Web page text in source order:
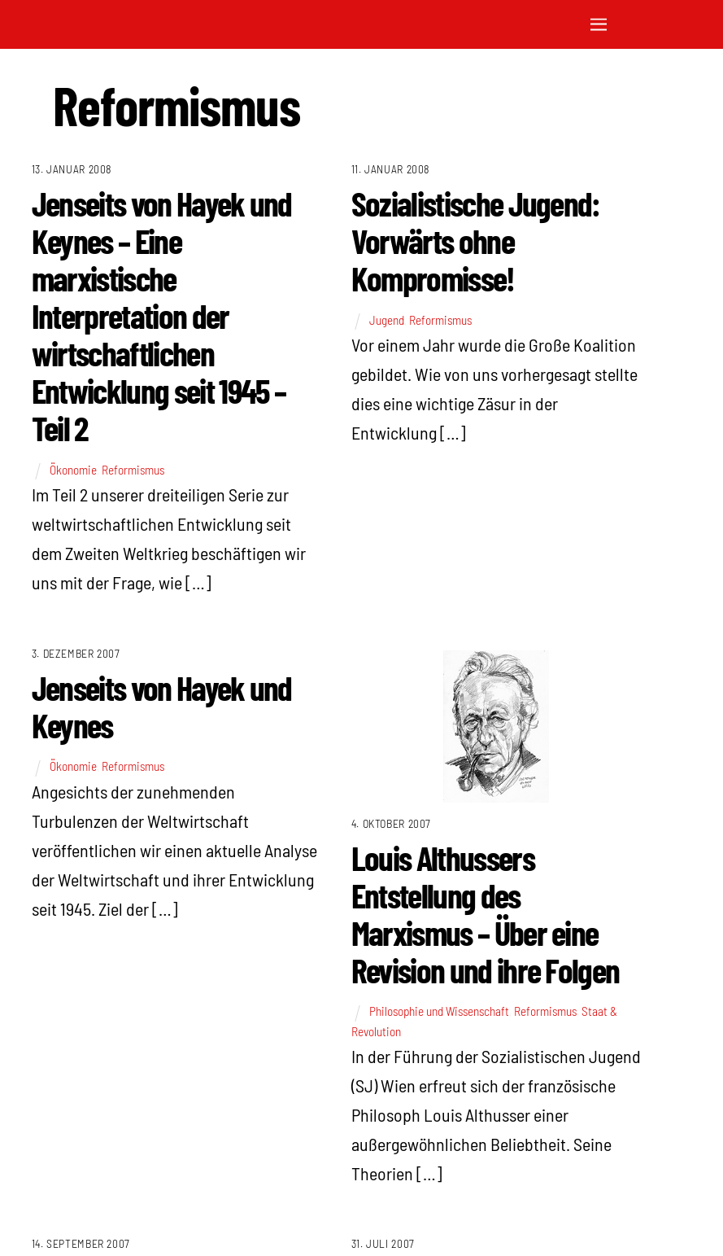
Reformismus
13. JANUAR 2008
Jenseits von Hayek und
Keynes – Eine
marxistische
Interpretation der
wirtschaftlichen
Entwicklung seit 1945 –
Teil 2
Ökonomie, Reformismus
Im Teil 2 unserer dreiteiligen Serie zur
weltwirtschaftlichen Entwicklung seit
dem Zweiten Weltkrieg beschäftigen wir
uns mit der Frage, wie […]
11. JANUAR 2008
Sozialistische Jugend:
Vorwärts ohne
Kompromisse!
Jugend, Reformismus
Vor einem Jahr wurde die Große Koalition
gebildet. Wie von uns vorhergesagt stellte
dies eine wichtige Zäsur in der
Entwicklung […]
3. DEZEMBER 2007
Jenseits von Hayek und
Keynes
Ökonomie, Reformismus
Angesichts der zunehmenden
Turbulenzen der Weltwirtschaft
veröffentlichen wir einen aktuelle Analyse
der Weltwirtschaft und ihrer Entwicklung
seit 1945. Ziel der […]
4. OKTOBER 2007
Louis Althussers
Entstellung des
Marxismus – Über eine
Revision und ihre Folgen
Philosophie und Wissenschaft Reformismus, Staat &
Revolution
In der Führung der Sozialistischen Jugend
(SJ) Wien erfreut sich der französische
Philosoph Louis Althusser einer
außergewöhnlichen Beliebtheit. Seine
Theorien […]
14. SEPTEMBER 2007 31. JULI 2007